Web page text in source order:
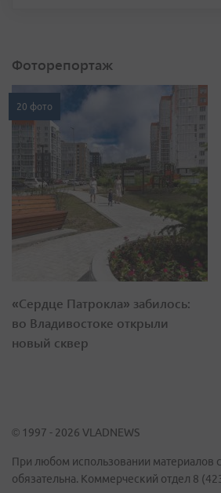
Фоторепортаж
20 фото
«Сердце Патрокла» забилось:
во Владивостоке открыли
новый сквер
© 1997 - 2026 VLADNEWS
При любом использовании материалов
обязательна. Коммерческий отдел 8